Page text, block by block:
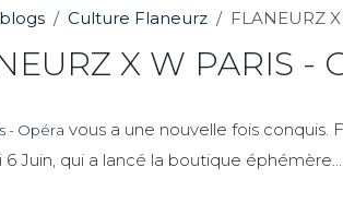
Culture Flaneurz FLANEURZ
X W PARIS -
- Opéra vous a une nouvelle fois conquis.
6 Juin, qui a lancé la boutique éphémère…